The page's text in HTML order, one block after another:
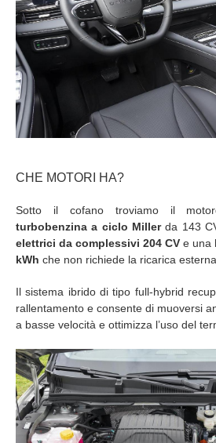
CHE MOTORI HA?
Sotto il cofano troviamo il
turbobenzina a ciclo Millerda 143
elettrici da complessivi 204 CV e una
kWh che non richiede la ricarica
Il sistema ibrido di tipo full-hybrid
rallentamento e consente di muoversi
a basse velocità e ottimizza l’uso del